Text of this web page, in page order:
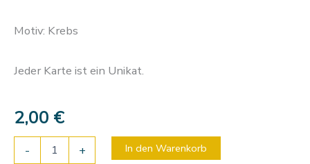
Motiv: Krebs
Jeder Karte ist ein Unikat.
2,00 €
- + In den Warenkorb